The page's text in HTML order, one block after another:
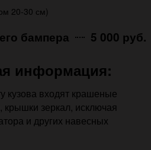
20-30 см)
бампера 5 000 руб.
информация:
кузова входят крашеные
крышки зеркал, исключая
и других навесных